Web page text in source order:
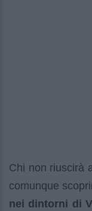
Chi non riuscirà
comunque
nei dintorni di